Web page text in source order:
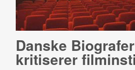
Danske Biografer
kritiserer